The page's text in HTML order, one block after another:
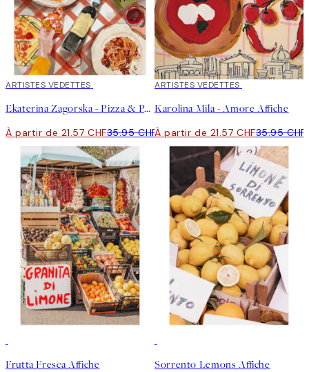
40%*
ARTISTES VEDETTES
Ekaterina Zagorska - Pizza & Pasta Party Affiche
À partir de 21.57 CHF35.95 CHF
40%*
ARTISTES VEDETTES
Karolina Mila - Amore Affiche
À partir de 21.57 CHF35.95 CHF
Frutta Fresca Affiche Sorrento Lemons Affiche